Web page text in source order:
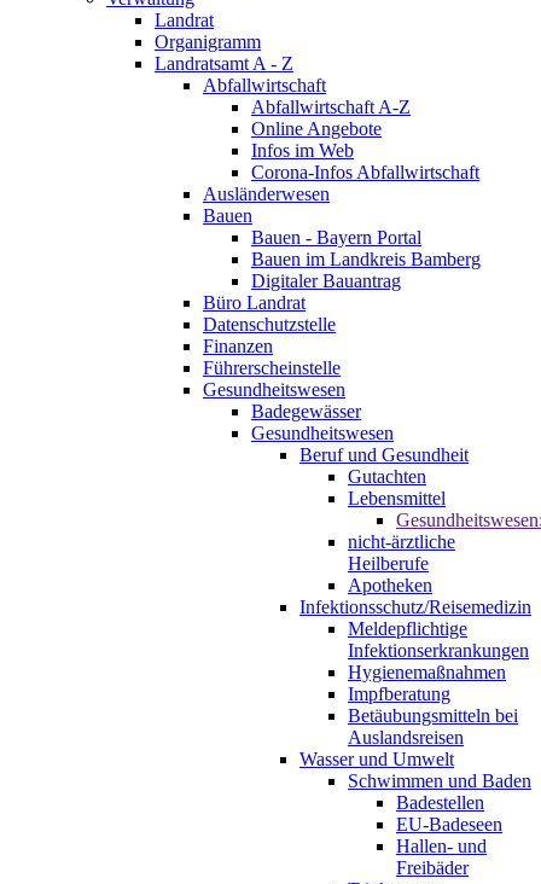
Landrat
Organigramm
Landratsamt A - Z
Abfallwirtschaft
Abfallwirtschaft A-Z
Online Angebote
Infos im Web
Corona-Infos Abfallwirtschaft
Ausländerwesen
Bauen
Bauen - Bayern Portal
Bauen im Landkreis Bamberg
Digitaler Bauantrag
Büro Landrat
Datenschutzstelle
Finanzen
Führerscheinstelle
Gesundheitswesen
Badegewässer
Gesundheitswesen
Beruf und Gesundheit
Gutachten
Lebensmittel
nicht-ärztliche
Heilberufe
Apotheken
Infektionsschutz/Reisemedizin
Meldepflichtige
Infektionserkrankungen
Hygienemaßnahmen
Impfberatung
Betäubungsmitteln bei
Auslandsreisen
Wasser und Umwelt
Schwimmen und Baden
Badestellen
EU-Badeseen
Hallen- und
Freibäder